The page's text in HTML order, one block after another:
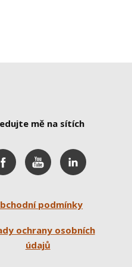
mě na sítích
podmínky
ochrany osobních
údajů